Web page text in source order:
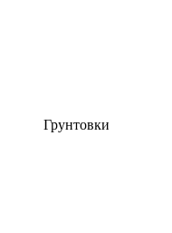
Грунтовки